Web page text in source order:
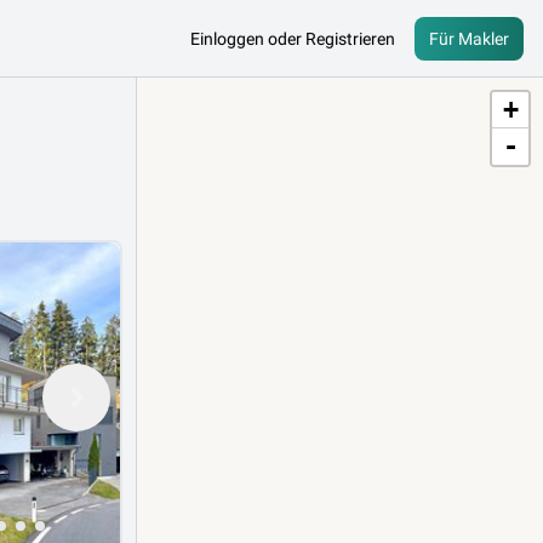
Einloggen oder Registrieren Für Makler
+
-